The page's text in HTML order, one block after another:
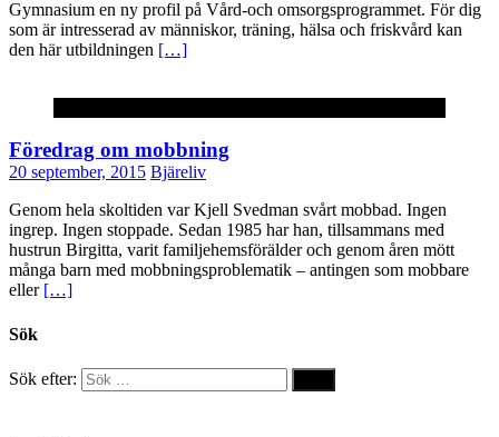
Gymnasium en ny profil på Vård-och omsorgsprogrammet. För dig
som är intresserad av människor, träning, hälsa och friskvård kan
den här utbildningen […]
Föredrag om mobbning
20 september, 2015 Bjäreliv
Genom hela skoltiden var Kjell Svedman svårt mobbad. Ingen
ingrep. Ingen stoppade. Sedan 1985 har han, tillsammans med
hustrun Birgitta, varit familjehemsförälder och genom åren mött
många barn med mobbningsproblematik – antingen som mobbare
eller […]
Sök
Sök efter: